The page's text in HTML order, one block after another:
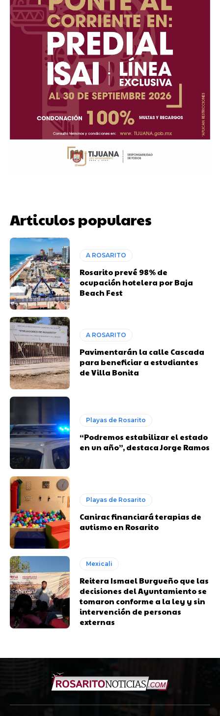
Articulos populares
A ROSARITO
Rosarito prevé 98% de
ocupación hotelera por Baja
Beach Fest
A ROSARITO
Pavimentarán la calle Cascada
para beneficiar a estudiantes
de Villa Bonita
Playas de Rosarito
“Podremos estabilizar el estado
en un año”, destaca Jorge Ramos
Playas de Rosarito
Canirac financiará terapias de
autismo en Rosarito
Mexicali
Reitera Ismael Burgueño que las
decisiones del Ayuntamiento se
tomaron conforme a la ley y sin
intervención de personas
externas